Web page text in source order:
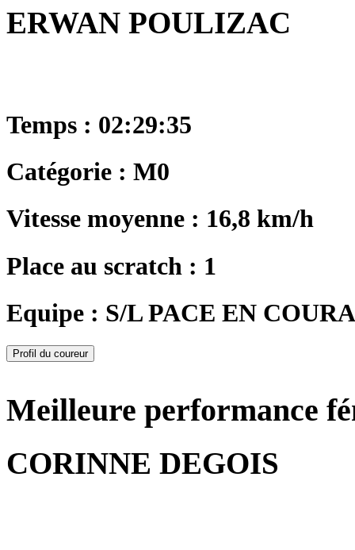
ERWAN POULIZAC
Temps : 02:29:35
Catégorie : M0
Vitesse moyenne : 16,8 km/h
Place au scratch : 1
Equipe : S/L PACE EN
Profil du coureur
Meilleure performance
CORINNE DEGOIS